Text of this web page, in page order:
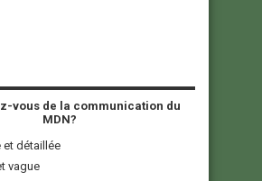
vous de la communication du
MDN?
et détaillée
vague